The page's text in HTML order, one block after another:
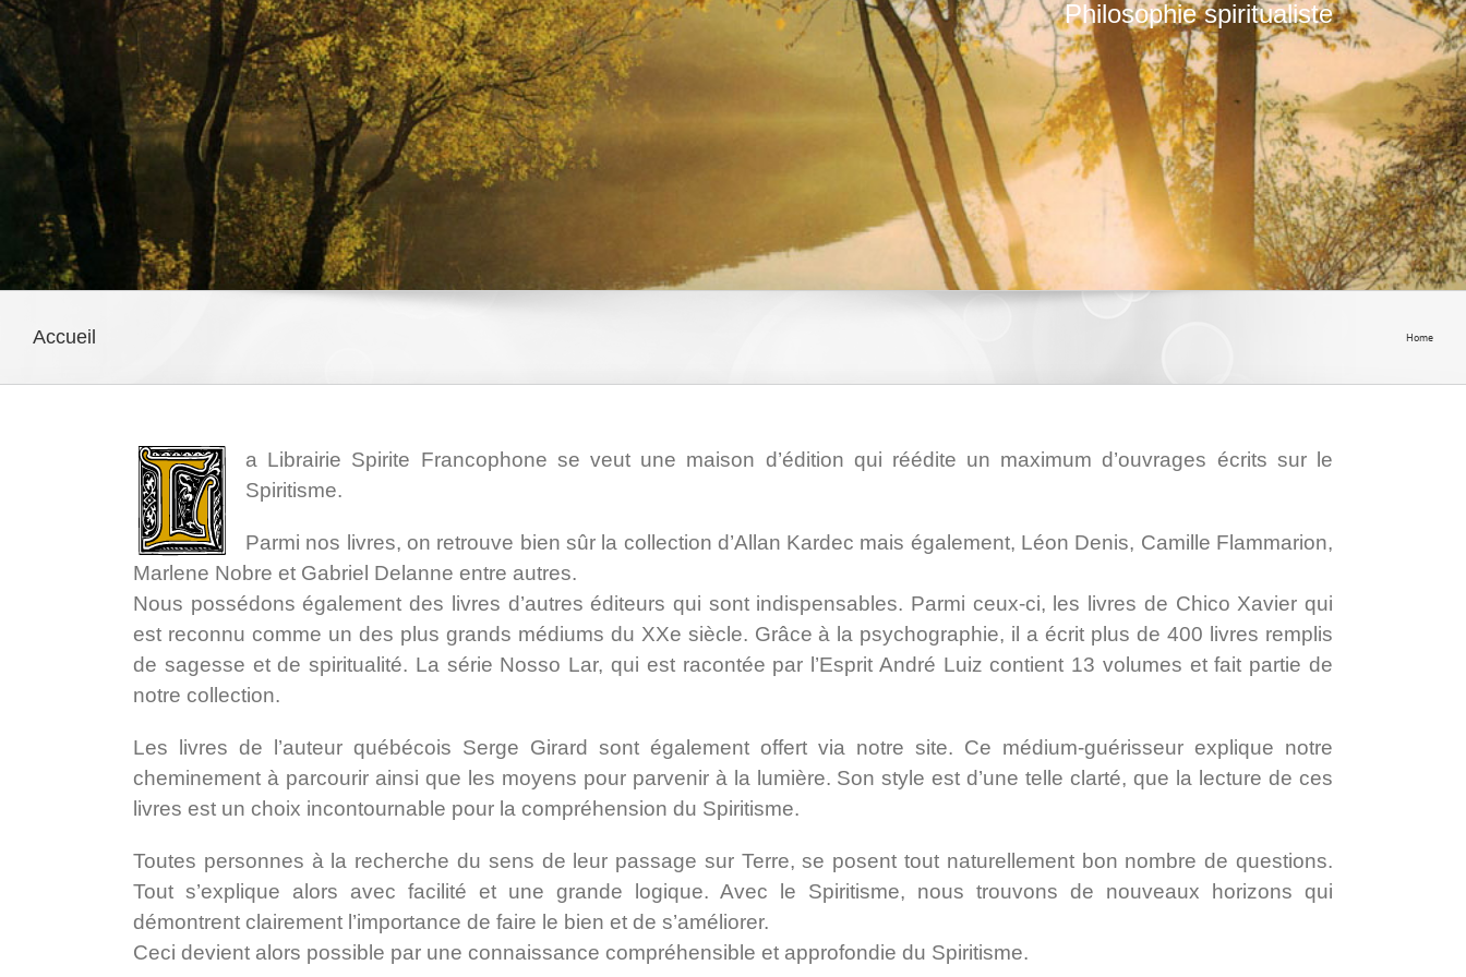
Philosophie spiritualiste
Accueil Home
a Librairie Spirite Francophone se veut une maison d’édition qui réédite un maximum d’ouvrages écrits sur le
Spiritisme.
Parmi nos livres, on retrouve bien sûr la collection d’Allan Kardec mais également, Léon Denis, Camille Flammarion,
Marlene Nobre et Gabriel Delanne entre autres.
Nous possédons également des livres d’autres éditeurs qui sont indispensables. Parmi ceux-ci, les livres de Chico Xavier qui
est reconnu comme un des plus grands médiums du XXe siècle. Grâce à la psychographie, il a écrit plus de 400 livres remplis
de sagesse et de spiritualité. La série Nosso Lar, qui est racontée par l’Esprit André Luiz contient 13 volumes et fait partie de
notre ­collection.
Les livres de l’auteur québécois Serge ­Girard sont également offert via notre site. Ce médium-guérisseur explique notre
cheminement à parcourir ainsi que les moyens pour parvenir à la lumière. Son style est d’une telle clarté, que la lecture de ces
livres est un choix incontournable pour la compréhension du Spiritisme.
Toutes personnes à la recherche du sens de leur passage sur Terre, se posent tout naturellement bon nombre de questions.
Tout s’explique alors avec facilité et une grande logique. Avec le Spiritisme, nous trouvons de nouveaux horizons qui
démontrent clairement l’importance de faire le bien et de s’améliorer.
Ceci devient alors possible par une connaissance compréhensible et approfondie du Spiritisme.